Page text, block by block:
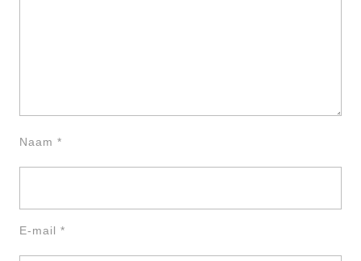
Naam *
E-mail *